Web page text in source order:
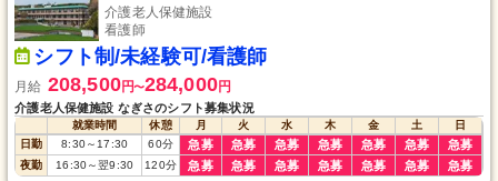
介護老人保健施設
看護師
シフト制/未経験可/看護師
月給 208,500円〜284,000円
介護老人保健施設 なぎさのシフト募集状況
就業時間 休憩 月 火 水 木 金 土
日
日勤
8:30～17:30 60分 急募 急募 急募 急募 急募 急募 急募
夜勤 16:30～翌9:30 120分 急募 急募 急募 急募 急募 急募 急募